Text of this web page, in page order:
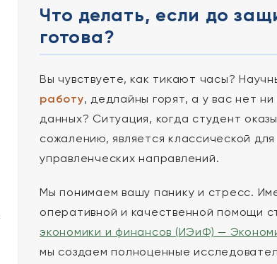
Что делать, если до
готова?
Вы чувствуете, как тикают часы?
работу, дедлайны горят, а у вас нет
данных? Ситуация, когда студент
сожалению, является классической
управленческих направлений.
Мы понимаем вашу панику и стресс.
оперативной и качественной помощи
экономики и финансов (ИЭиФ) —
мы создаем полноценные